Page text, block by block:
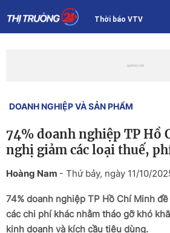
Thời báo VTV
DOANH NGHIỆP VÀ SẢN PHẨM
74% doanh nghiệp TP Hồ
nghị giảm các loại thuế,
Hoàng Nam - Thứ bảy, ngày 11/10/
74% doanh nghiệp TP Hồ Chí Minh
các chi phí khác nhằm tháo gỡ khó
kinh doanh và kích cầu tiêu dùng.